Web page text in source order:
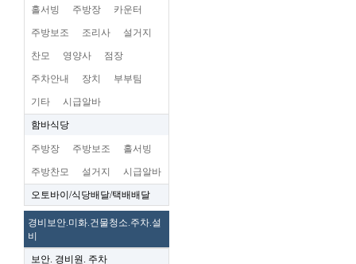
홀서빙 주방장 카운터
주방보조 조리사 설거지
찬모 영양사 점장
주차안내 장치 부부팀
기타 시급알바
함바식당
주방장 주방보조 홀서빙
주방찬모 설거지 시급알바
오토바이/식당배달/택배배달
경비보안.미화.건물청소.주차.설
비
보안. 경비원. 주차